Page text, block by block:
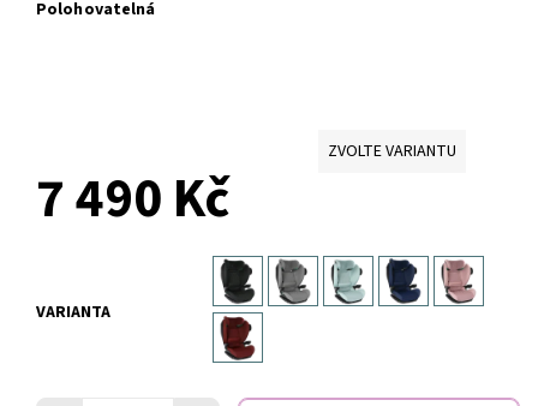
Polohovatelná
ZVOLTE VARIANTU
7 490 Kč
VARIANTA